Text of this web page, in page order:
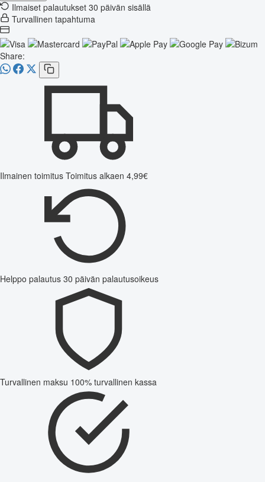
Ilmaiset palautukset 30 päivän sisällä
Turvallinen tapahtuma
Share:
Ilmainen toimitus Toimitus alkaen 4,99€
Helppo palautus 30 päivän palautusoikeus
Turvallinen maksu 100% turvallinen kassa